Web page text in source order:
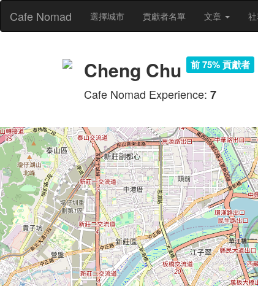
Cafe Nomad 選擇城市 貢獻者名單 文章
Cheng Chu 前 75% 貢獻者
Cafe Nomad Experience: 7